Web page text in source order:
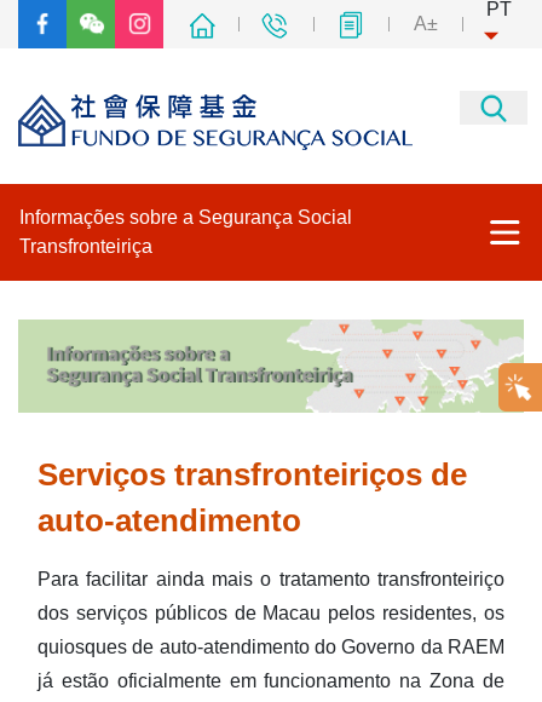
A±
PT
Informações sobre a Segurança Social
Transfronteiriça
Medidas Provisórias sobre a Adesão dos Residentes de Hong
Kong, Macau e Taiwan ao Seguro Social no Interior da China
Guangdong e Macau
Cooperação de ajuda de verificação de prova de vida entre
Guangdong e Macau
Serviços transfronteiriços de
auto-atendimento
Para facilitar ainda mais o tratamento transfronteiriço
dos serviços públicos de Macau pelos residentes, os
quiosques de auto-atendimento do Governo da RAEM
já estão oficialmente em funcionamento na Zona de